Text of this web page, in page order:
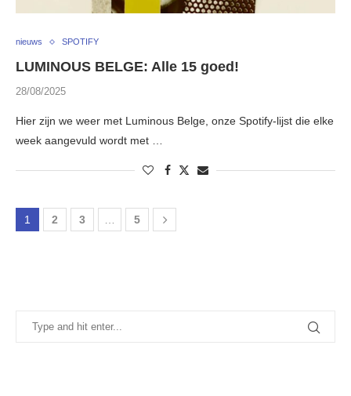
nieuws SPOTIFY
LUMINOUS BELGE: Alle 15 goed!
28/08/2025
Hier zijn we weer met Luminous Belge, onze Spotify-lijst die elke
week aangevuld wordt met …
1 2 3 … 5